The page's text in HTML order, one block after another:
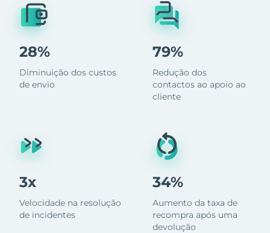
28%
Diminuição dos custos
de envio
3x
Velocidade na resolução
de incidentes
79%
Redução dos
contactos ao apoio ao
cliente
34%
Aumento da taxa de
recompra após uma
devolução